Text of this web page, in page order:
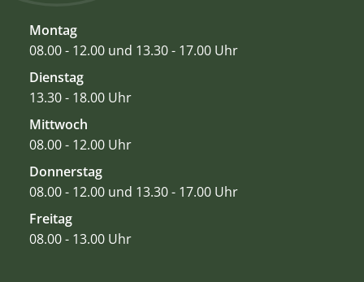
Montag
08.00 - 12.00 und 13.30 - 17.00 Uhr
Dienstag
13.30 - 18.00 Uhr
Mittwoch
08.00 - 12.00 Uhr
Donnerstag
08.00 - 12.00 und 13.30 - 17.00 Uhr
Freitag
08.00 - 13.00 Uhr